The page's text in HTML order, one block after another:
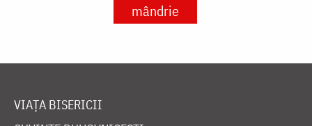
mândrie
VIAȚA BISERICII